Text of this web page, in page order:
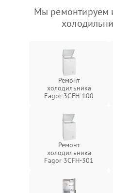
Мы ремонтируем
Ремонт
холодильника
Fagor 3CFH-100
Ремонт
холодильника
Fagor 3CFH-301